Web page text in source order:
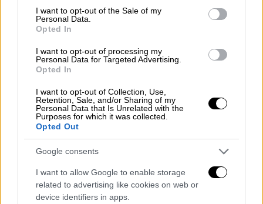
consent section.
I want to opt-out of the Sale of my
Personal Data.
Opted In
I want to opt-out of processing my
Personal Data for Targeted Advertising.
Opted In
I want to opt-out of Collection, Use,
Retention, Sale, and/or Sharing of my
Personal Data that Is Unrelated with the
Purposes for which it was collected.
Opted Out
Google consents
I want to allow Google to enable storage
related to advertising like cookies on web or
device identifiers in apps.
«Παρατηρώ τα τελευταία χρόνια και το
των εξετάσεων, ότι τα παιδιά πλέον κάνουν
πιο στοχευμένες επιλογές, ξέρουν καλύτερα
πού θέλουν να πάνε, έχουν κάνει και
οικογενειακά προφανώς συζητήσεις και για
τη σχολή και για το μέρος, έτσι ώστε μετά
να είναι και πιο εύκολη για τον οικογενειακό
προγραμματισμό, το πού θα φοιτήσει το
παιδί και αυτό θα συμβεί περίπου τις
πρώτες μέρες του Ιουλίου, όταν δίνεται και
η αντίστοιχη ενημέρωση από το υπουργείο